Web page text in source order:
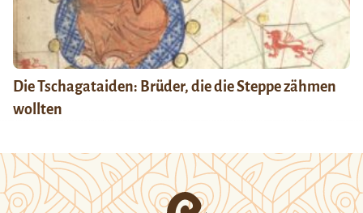
Die Tschagataiden: Brüder, die die Steppe zähmen
wollten